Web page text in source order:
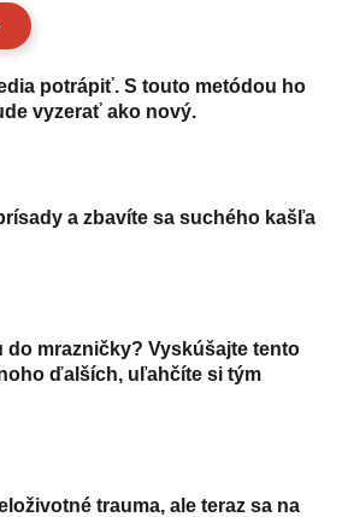
potrápiť. S touto metódou ho
vyzerať ako nový.
a zbavíte sa suchého kašľa
mrazničky? Vyskúšajte tento
ďalších, uľahčíte si tým
trauma, ale teraz sa na